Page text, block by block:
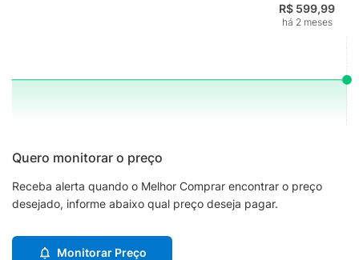
R$ 599,99
há 2 meses
Quero monitorar o preço
Receba alerta quando o Melhor Comprar encontrar o preço
desejado, informe abaixo qual preço deseja pagar.
Monitorar Preço